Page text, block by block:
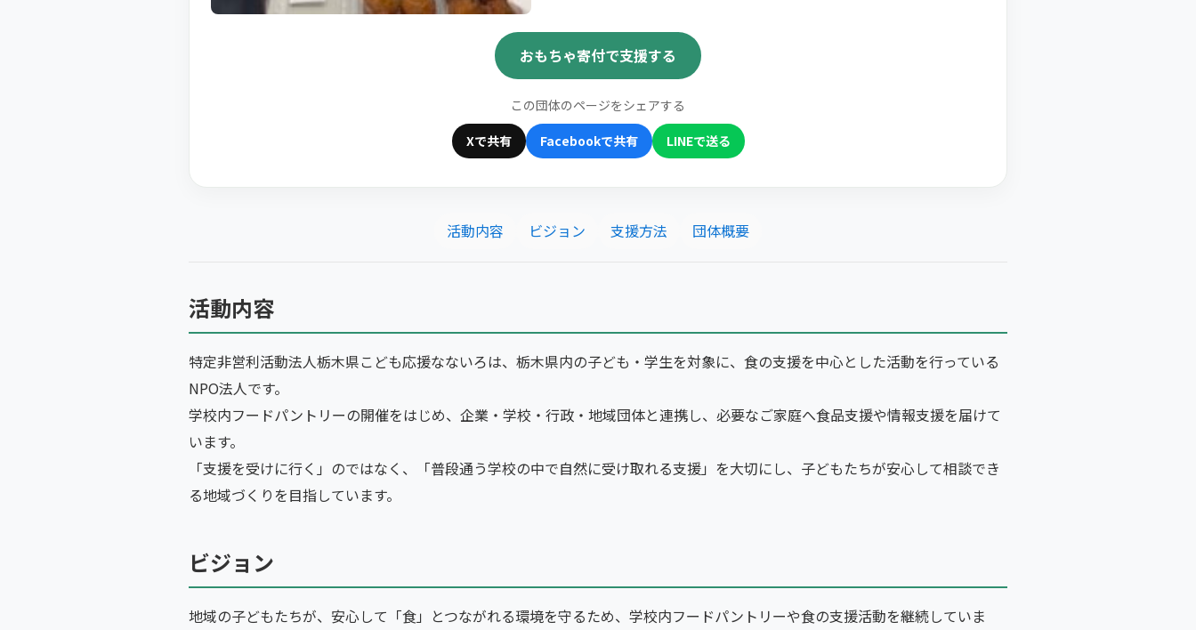
おもちゃ寄付で支援する
この団体のページをシェアする
Xで共有
Facebookで共有 LINEで送る
活動内容 ビジョン 支援方法 団体概要
活動内容
特定非営利活動法人栃木県こども応援なないろは、栃木県内の子ども・学生を対象に、食の支援を中心とした活動を行っている
NPO法人です。
学校内フードパントリーの開催をはじめ、企業・学校・行政・地域団体と連携し、必要なご家庭へ食品支援や情報支援を届けて
います。
「支援を受けに行く」のではなく、「普段通う学校の中で自然に受け取れる支援」を大切にし、子どもたちが安心して相談でき
る地域づくりを目指しています。
ビジョン
地域の子どもたちが、安心して「食」とつながれる環境を守るため、学校内フードパントリーや食の支援活動を継続していま